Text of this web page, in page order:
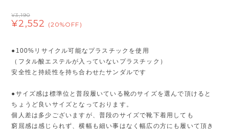
¥3,190
¥2,552 (20%OFF)
●100%リサイクル可能なプラスチックを使用
（フタル酸エステルが入っていないプラスチック）
安全性と持続性を持ち合わせたサンダルです
●サイズ感は標準位と普段履いている靴のサイズを選んで頂けると
ちょうど良いサイズとなっております。
個人差は多少ございますが、普段のサイズで靴下着用しても
窮屈感は感じられず、横幅も細い事はなく幅広の方にも履いて頂き